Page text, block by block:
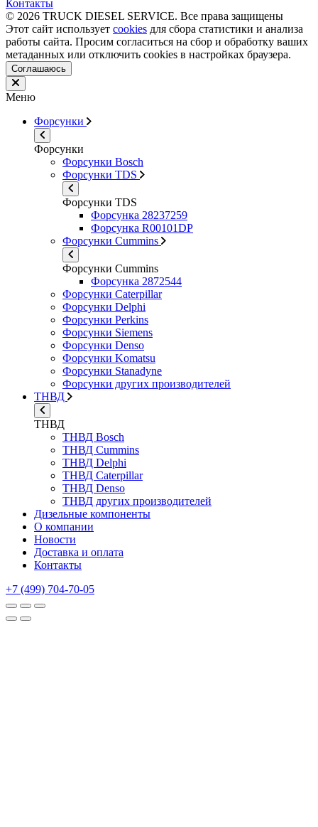
Контакты
© 2026 TRUCK DIESEL SERVICE. Все права защищены
Этот сайт использует cookies для сбора статистики и анализа
работы сайта. Просим согласиться на сбор и обработку ваших
метаданных или отключить cookies в настройках браузера.
Соглашаюсь
Меню
Форсунки
Форсунки
Форсунки Bosch
Форсунки TDS
Форсунки TDS
Форсунка 28237259
Форсунка R00101DP
Форсунки Cummins
Форсунки Cummins
Форсунка 2872544
Форсунки Caterpillar
Форсунки Delphi
Форсунки Perkins
Форсунки Siemens
Форсунки Denso
Форсунки Komatsu
Форсунки Stanadyne
Форсунки других производителей
ТНВД
ТНВД
ТНВД Bosch
ТНВД Cummins
ТНВД Delphi
ТНВД Caterpillar
ТНВД Denso
ТНВД других производителей
Дизельные компоненты
О компании
Новости
Доставка и оплата
Контакты
+7 (499) 704-70-05